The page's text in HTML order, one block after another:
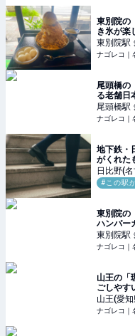
東別院の
き氷が楽
東別院駅
ナゴレコ｜
尾頭橋の
る老舗日
尾頭橋駅
ナゴレコ｜
地下鉄・
がくれた
が育てた
ォー
日比野(
#この駅
東別院の
ハンバー
東別院駅
ナゴレコ｜
山王の「
ごしやす
山王(愛
ナゴレコ｜